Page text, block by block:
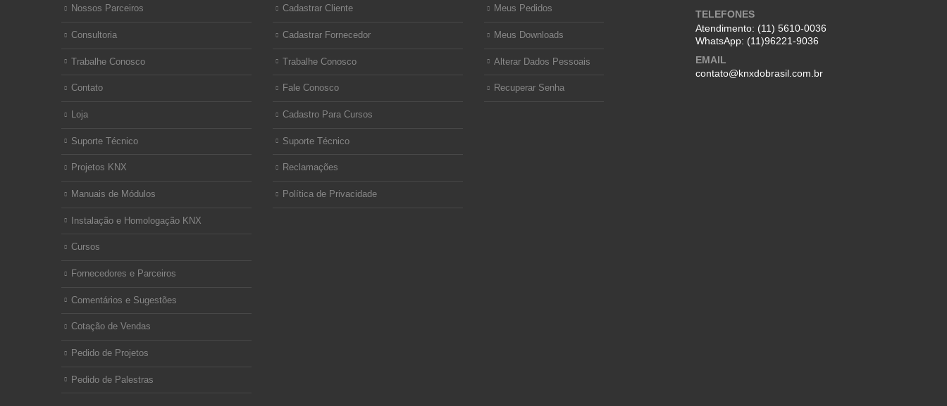
Nossos Parceiros
Consultoria
Trabalhe Conosco
Contato
Loja
Suporte Técnico
Projetos KNX
Manuais de Módulos
Instalação e Homologação KNX
Cursos
Fornecedores e Parceiros
Comentários e Sugestões
Cotação de Vendas
Pedido de Projetos
Pedido de Palestras
Cadastrar Cliente
Cadastrar Fornecedor
Trabalhe Conosco
Fale Conosco
Cadastro Para Cursos
Suporte Técnico
Reclamações
Política de Privacidade
Meus Pedidos
Meus Downloads
Alterar Dados Pessoais
Recuperar Senha
TELEFONES
Atendimento: (11) 5610-0036
WhatsApp: (11)96221-9036
EMAIL
contato@knxdobrasil.com.br